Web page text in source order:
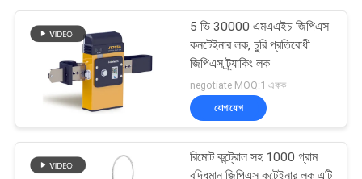
5 ভি 30000 এমএএইচ জিপিএস
কনটেইনার লক, চুরি প্রতিরোধী
জিপিএস ট্র্যাকিং লক
negotiate MOQ:1 একক
যোগাযোগ
রিমোট কন্ট্রোল সহ 1000 গ্রাম
বুদ্ধিমান জিপিএস কন্টেইনার লক এন্টি